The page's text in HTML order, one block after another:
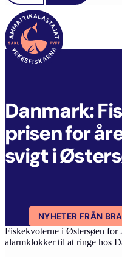
FYFF
Danmark:
prisen for
svigt i
NYHETER FRÅN
Fiskekvoterne i Østersøen for
alarmklokker til at ringe hos